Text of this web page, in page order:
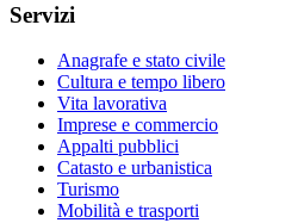
Servizi
Anagrafe e stato civile
Cultura e tempo libero
Vita lavorativa
Imprese e commercio
Appalti pubblici
Catasto e urbanistica
Turismo
Mobilità e trasporti